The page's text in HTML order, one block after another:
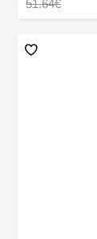
51.64€